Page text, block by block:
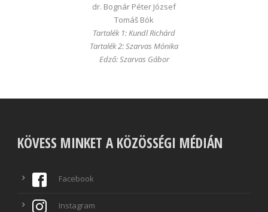
dr. Bognár Péter József
Tomáš Bók
Tartalék 1: Kundl Richárd
Tartalék 2: Szarvas Mónika
Edző: Szarvas Gábor
KÖVESS MINKET A KÖZÖSSÉGI MÉDIÁN
Facebook
Instagram